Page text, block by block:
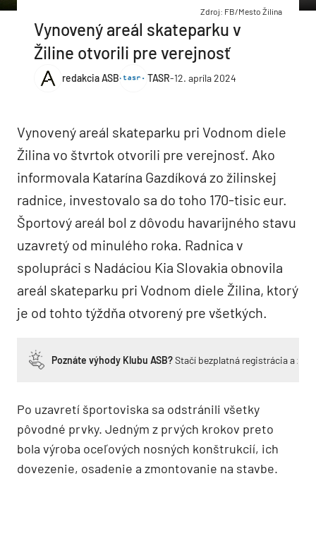
Zdroj: FB/Mesto Žilina
Vynovený areál skateparku v
Žiline otvorili pre verejnosť
redakcia ASB TASR-12. apríla 2024
Vynovený areál skateparku pri Vodnom diele
Žilina vo štvrtok otvorili pre verejnosť. Ako
informovala Katarína Gazdíková zo žilinskej
radnice, investovalo sa do toho 170-tisic eur.
Športový areál bol z dôvodu havarijného stavu
uzavretý od minulého roka. Radnica v
spolupráci s Nadáciou Kia Slovakia obnovila
areál skateparku pri Vodnom diele Žilina, ktorý
je od tohto týždňa otvorený pre všetkých.
Poznáte výhody Klubu ASB?Stačí bezplatná registrácia a
Po uzavretí športoviska sa odstránili všetky
pôvodné prvky. Jedným z prvých krokov preto
bola výroba oceľových nosných konštrukcií, ich
dovezenie, osadenie a zmontovanie na stavbe.